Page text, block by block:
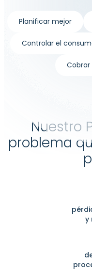
Planificar mejor
Controlar el
Cobrar
Nuestro
problema
y